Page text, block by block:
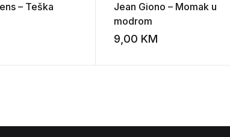
– Teška
Add to wishlist
Jean Giono – Momak u
modrom
9,00 KM